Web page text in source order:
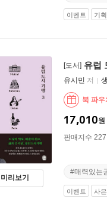
이벤트 기
미리보기
[도서] 유럽
유시민 저
북 파
17,010원
판매지수
#매력있는
이벤트 사